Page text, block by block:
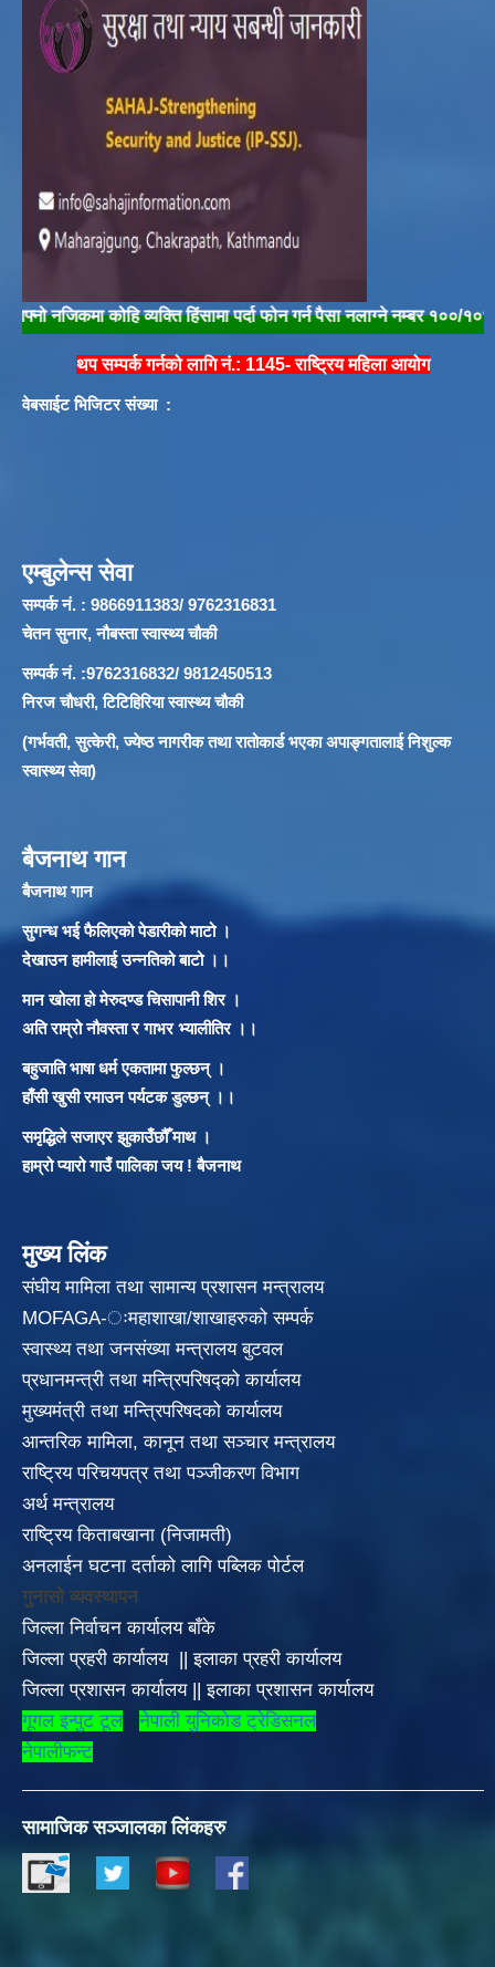
कोहि व्यक्ति हिंसामा पर्दा फोन गर्न पैसा नलाग्ने नम्बर १००/१०४ मा
थप सम्पर्क गर्नको लागि नं.: 1145- राष्ट्रिय महिला आयोग
वेबसाईट भिजिटर संख्या :
एम्बुलेन्स सेवा
सम्पर्क नं. : 9866911383/ 9762316831
चेतन सुनार, नौबस्ता स्वास्थ्य चौकी
सम्पर्क नं. :9762316832/ 9812450513
निरज चौधरी, टिटिहिरिया स्वास्थ्य चौकी
(गर्भवती, सुत्केरी, ज्येष्ठ नागरीक तथा रातोकार्ड भएका अपाङ्गतालाई निशुल्क
स्वास्थ्य सेवा)
बैजनाथ गान
बैजनाथ गान
सुगन्ध भई फैलिएको पेडारीको माटो ।
देखाउन हामीलाई उन्नतिको बाटो ।।
मान खोला हो मेरुदण्ड चिसापानी शिर ।
अति राम्रो नौवस्ता र गाभर भ्यालीतिर ।।
बहुजाति भाषा धर्म एकतामा फुल्छन् ।
हाँसी खुसी रमाउन पर्यटक डुल्छन् ।।
समृद्धिले सजाएर झुकाउँछौँ माथ ।
हाम्रो प्यारो गाउँ पालिका जय ! बैजनाथ
मुख्य लिंक
संघीय मामिला तथा सामान्य प्रशासन मन्त्रालय
MOFAGA-ःमहाशाखा/शाखाहरुको सम्पर्क
स्वास्थ्य तथा जनसंख्या मन्त्रालय बुटवल
प्रधानमन्त्री तथा मन्त्रिपरिषद्को कार्यालय
मुख्यमंत्री तथा मन्त्रिपरिषदको कार्यालय
आन्तरिक मामिला, कानून तथा सञ्चार मन्त्रालय
राष्ट्रिय परिचयपत्र तथा पञ्जीकरण विभाग
अर्थ मन्त्रालय
राष्ट्रिय किताबखाना (निजामती)
अनलाईन घटना दर्ताको लागि पब्लिक पोर्टल
गुनासो व्यवस्थापन
जिल्ला निर्वाचन कार्यालय बाँके
जिल्ला प्रहरी कार्यालय
||इलाका प्रहरी कार्यालय
जिल्ला प्रशासन कार्यालय||इलाका प्रशासन कार्यालय
गूगल इन्पुट टूल
नेपाली युनिकोड ट्रेडिसनल
नेपालीफन्ट
सामाजिक सञ्जालका लिंकहरु